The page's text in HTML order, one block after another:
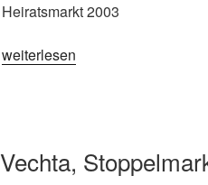
Heiratsmarkt 2003
„Bruchhausen-
weiterlesen
Vechta,